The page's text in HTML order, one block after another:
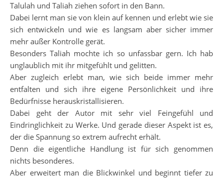
Talulah und Taliah ziehen sofort in den Bann.
Dabei lernt man sie von klein auf kennen und erlebt wie sie
sich entwickeln und wie es langsam aber sicher immer
mehr außer Kontrolle gerät.
Besonders Taliah mochte ich so unfassbar gern. Ich hab
unglaublich mit ihr mitgefühlt und gelitten.
Aber zugleich erlebt man, wie sich beide immer mehr
entfalten und sich ihre eigene Persönlichkeit und ihre
Bedürfnisse herauskristallisieren.
Dabei geht der Autor mit sehr viel Feingefühl und
Eindringlichkeit zu Werke. Und gerade dieser Aspekt ist es,
der die Spannung so extrem aufrecht erhält.
Denn die eigentliche Handlung ist für sich genommen
nichts besonderes.
Aber erweitert man die Blickwinkel und beginnt tiefer zu